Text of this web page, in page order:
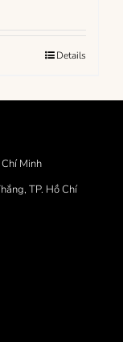
Details
Minh
TP. Hồ Chí